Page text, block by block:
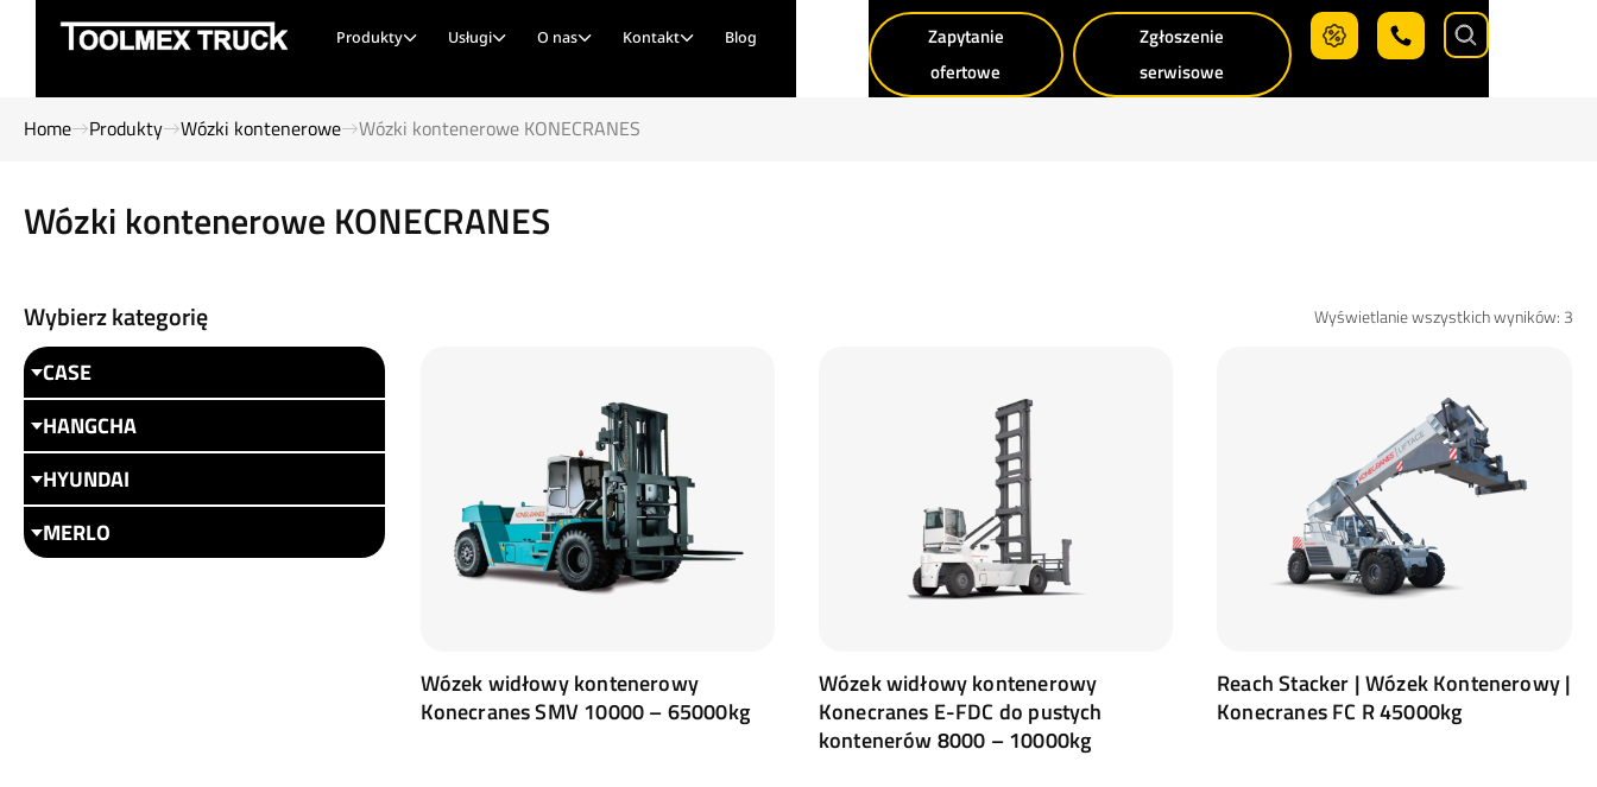
Produkty Usługi O nas Kontakt Blog
Zapytanie
ofertowe
Zgłoszenie
serwisowe
Search
Home Produkty Wózki kontenerowe Wózki kontenerowe KONECRANES
Wózki kontenerowe KONECRANES
Wybierz kategorię
CASE
HANGCHA
HYUNDAI
MERLO
Wyświetlanie wszystkich wyników: 3
Wózek widłowy kontenerowy
Konecranes SMV 10000 – 65000kg
Wózek widłowy kontenerowy
Konecranes E-FDC do pustych
kontenerów 8000 – 10000kg
Reach Stacker | Wózek Kontenerowy |
Konecranes FC R 45000kg